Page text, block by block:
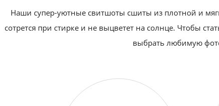
Наши супер-уютные свитшоты сшиты из плотной и
сотрется при стирке и не выцветет на солнце. Чтобы
выбрать любимую